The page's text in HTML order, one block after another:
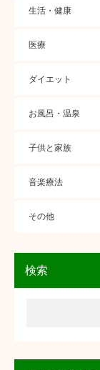
生活・健康
医療
ダイエット
お風呂・温泉
子供と家族
音楽療法
その他
検索